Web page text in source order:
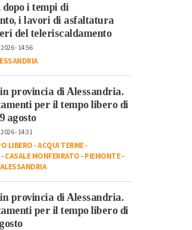
i tempi di
i lavori di asfaltatura
del teleriscaldamento
- 14:56
provincia di Alessandria.
per il tempo libero di
agosto
- 14:31
LIBERO-ACQUI TERME-
-CASALE MONFERRATO-PIEMONTE-
provincia di Alessandria.
per il tempo libero di